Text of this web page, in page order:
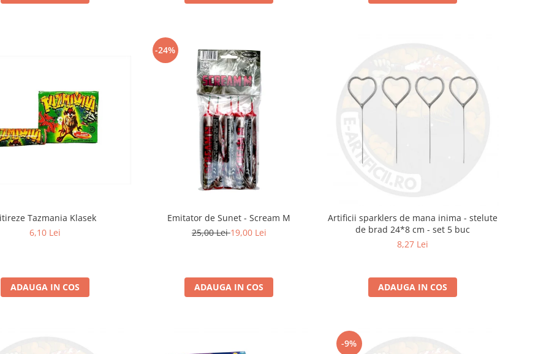
Tazmania Klasek
6,10 Lei
ADAUGA IN COS
-24%
Emitator de Sunet - Scream M
25,00 Lei19,00 Lei
ADAUGA IN COS
Artificii sparklers de mana inima - stelute
de brad 24*8 cm - set 5 buc
8,27 Lei
ADAUGA IN COS
-9%